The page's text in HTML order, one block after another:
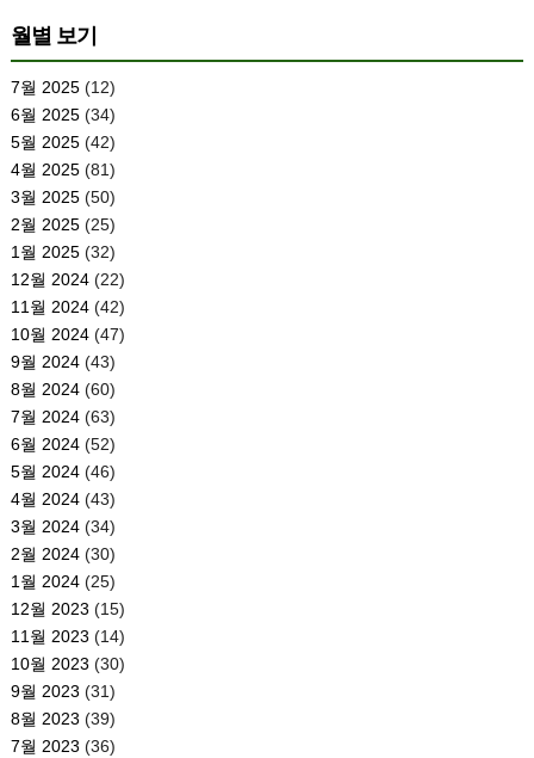
월별 보기
7월 2025(12)
6월 2025(34)
5월 2025(42)
4월 2025(81)
3월 2025(50)
2월 2025(25)
1월 2025(32)
12월 2024(22)
11월 2024(42)
10월 2024(47)
9월 2024(43)
8월 2024(60)
7월 2024(63)
6월 2024(52)
5월 2024(46)
4월 2024(43)
3월 2024(34)
2월 2024(30)
1월 2024(25)
12월 2023 (15)
11월 2023 (14)
10월 2023 (30)
9월 2023 (31)
8월 2023 (39)
7월 2023 (36)